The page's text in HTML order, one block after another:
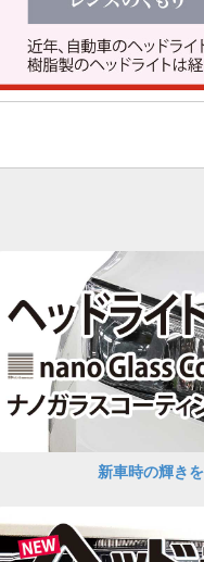
新車時の輝きを